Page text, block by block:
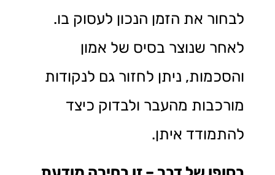
לבחור את הזמן הנכון לעסוק בו.
לאחר שנוצר בסיס של אמון
והסכמות, ניתן לחזור גם לנקודות
מורכבות מהעבר ולבדוק כיצד
להתמודד איתן.